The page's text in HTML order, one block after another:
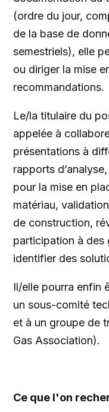
(ordre du jour,
de la base de
semestriels), elle
ou diriger la mise
recommandations.
Le/la titulaire du
appelée à
présentations à
rapports
pour la mise en
matériau,
de construction,
participation à des
identifier des
Il/elle pourra enfin
un sous-comité
et à un groupe de
Gas Association).
Ce que l'on